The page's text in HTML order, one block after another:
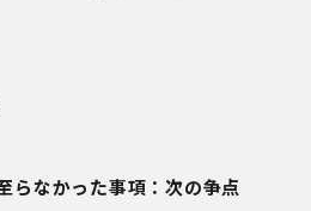
らなかった事項：次の争点